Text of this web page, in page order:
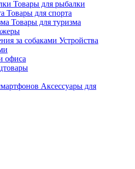
Товары для рыбалки
Товары для спорта
Товары для туризма
Устройства
офиса
Аксессуары для